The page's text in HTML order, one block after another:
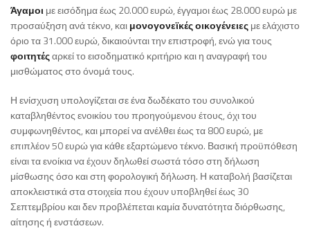
Άγαμοιμε εισόδημα έως 20.000 ευρώ, έγγαμοι έως 28.000 ευρώ με
προσαύξηση ανά τέκνο, καιμονογονεϊκές οικογένειεςμε ελάχιστο
όριο τα 31.000 ευρώ, δικαιούνται την επιστροφή, ενώ για τους
φοιτητέςαρκεί το εισοδηματικό κριτήριο και η αναγραφή του
μισθώματος στο όνομά τους.
Η ενίσχυση υπολογίζεται σε ένα δωδέκατο του συνολικού
καταβληθέντος ενοικίου του προηγούμενου έτους, όχι του
συμφωνηθέντος, και μπορεί να ανέλθει έως τα 800 ευρώ, με
επιπλέον 50 ευρώ για κάθε εξαρτώμενο τέκνο. Βασική προϋπόθεση
είναι τα ενοίκια να έχουν δηλωθεί σωστά τόσο στη δήλωση
μίσθωσης όσο και στη φορολογική δήλωση. Η καταβολή βασίζεται
αποκλειστικά στα στοιχεία που έχουν υποβληθεί έως 30
Σεπτεμβρίου και δεν προβλέπεται καμία δυνατότητα διόρθωσης,
αίτησης ή ενστάσεων.